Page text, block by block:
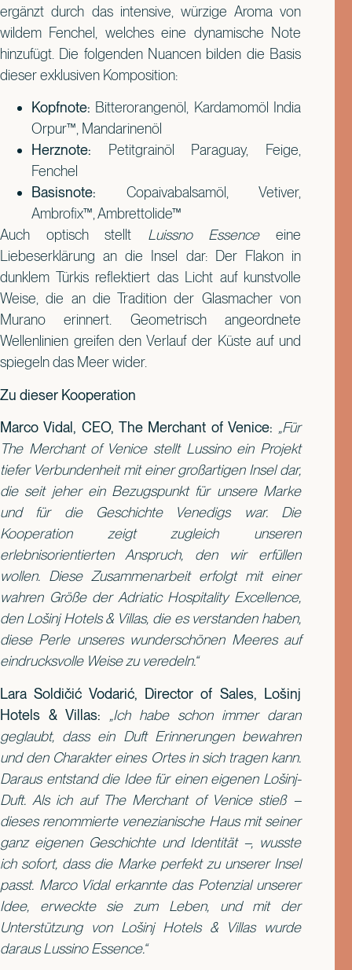
ergänzt durch das intensive, würzige Aroma von
wildem Fenchel, welches eine dynamische Note
hinzufügt. Die folgenden Nuancen bilden die Basis
dieser exklusiven Komposition:
Kopfnote: Bitterorangenöl, Kardamomöl India
Orpur™, Mandarinenöl
Herznote: Petitgrainöl Paraguay, Feige,
Fenchel
Basisnote: Copaivabalsamöl, Vetiver,
Ambrofix™, Ambrettolide™
Auch optisch stellt Luissno Essenceeine
Liebeserklärung an die Insel dar: Der Flakon in
dunklem Türkis reflektiert das Licht auf kunstvolle
Weise, die an die Tradition der Glasmacher von
Murano erinnert. Geometrisch angeordnete
Wellenlinien greifen den Verlauf der Küste auf und
spiegeln das Meer wider.
Zu dieser Kooperation
Marco Vidal, CEO, The Merchant of Venice: „Für
The Merchant of Venice stellt Lussino ein Projekt
tiefer Verbundenheit mit einer großartigen Insel dar,
die seit jeher ein Bezugspunkt für unsere Marke
und für die Geschichte Venedigs war. Die
Kooperation zeigt zugleich unseren
erlebnisorientierten Anspruch, den wir erfüllen
wollen. Diese Zusammenarbeit erfolgt mit einer
wahren Größe der Adriatic Hospitality Excellence,
den Lošinj Hotels & Villas, die es verstanden haben,
diese Perle unseres wunderschönen Meeres auf
eindrucksvolle Weise zu veredeln.“
Lara Soldičić Vodarić, Director of Sales, Lošinj
Hotels & Villas:
„Ich habe schon immer daran
geglaubt, dass ein Duft Erinnerungen bewahren
und den Charakter eines Ortes in sich tragen kann.
Daraus entstand die Idee für einen eigenen Lošinj-
Duft. Als ich auf The Merchant of Venice stieß –
dieses renommierte venezianische Haus mit seiner
ganz eigenen Geschichte und Identität –, wusste
ich sofort, dass die Marke perfekt zu unserer Insel
passt. Marco Vidal erkannte das Potenzial unserer
Idee, erweckte sie zum Leben, und mit der
Unterstützung von Lošinj Hotels & Villas wurde
daraus Lussino Essence.“